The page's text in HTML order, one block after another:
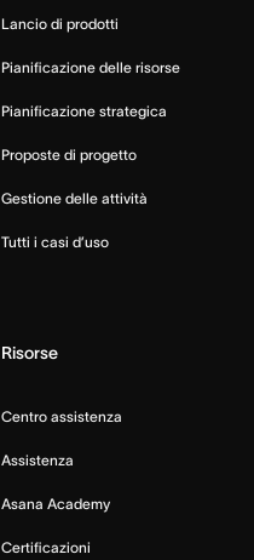
Lancio di prodotti
Pianificazione delle risorse
Pianificazione strategica
Proposte di progetto
Gestione delle attività
Tutti i casi d’uso
Risorse
Centro assistenza
Assistenza
Asana Academy
Certificazioni